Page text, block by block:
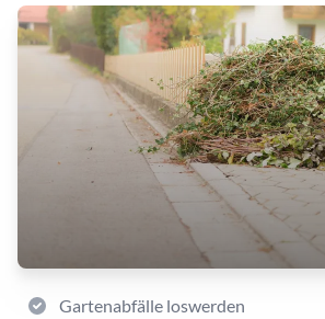
Gartenabfälle loswerden